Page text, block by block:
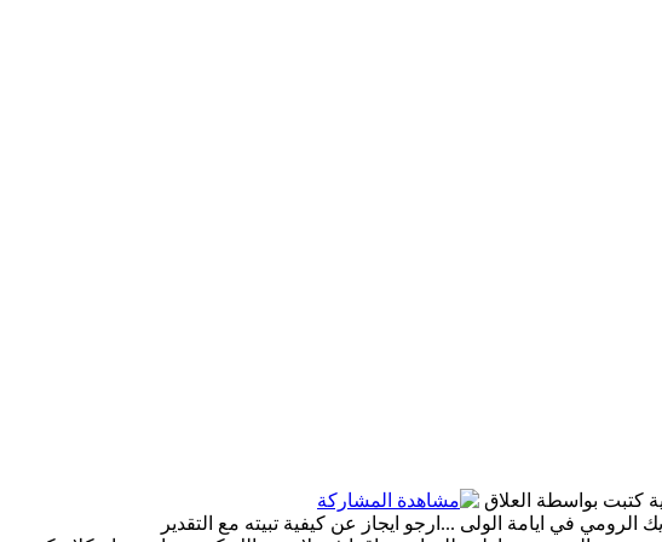
كتبت بواسطة العلاق
الرومي في ايامة الولى ...ارجو ايجاز عن كيفية تبيته مع التقدير